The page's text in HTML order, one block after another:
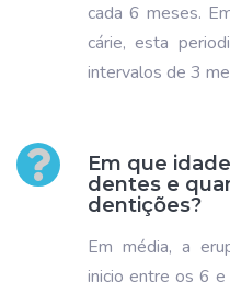
cada 6 meses.
cárie, esta
intervalos de 3
Em que
dentes e
dentições?
Em média, a
inicio entre os 6